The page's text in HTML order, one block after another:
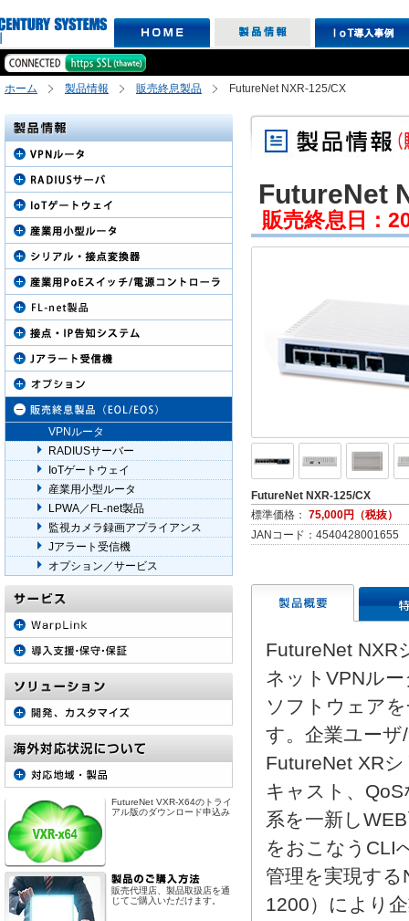
ホーム 製品情報 販売終息製品 FutureNet NXR-125/CX
FutureNet
販売終息日：
FutureNet NXR-125/CX
標準価格： 75,000円（税抜）
JANコード：4540428001655
FutureNet NXR
ネットVPNル
ソフトウェア
す。企業ユー
FutureNet XR
キャスト、
系を一新し
をおこなうCLI
管理を実現す
1200）により
VPNルータ
RADIUSサーバー
IoTゲートウェイ
産業用小型ルータ
LPWA／FL-net製品
監視カメラ録画アプライアンス
Jアラート受信機
オプション／サービス
FutureNet VXR-X64のトライ
アル版のダウンロード申込み
販売代理店、製品取扱店を通
じてご購入いただけます。